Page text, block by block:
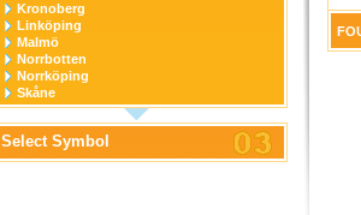
Kronoberg
Linköping
Malmö
Norrbotten
Norrköping
Skåne
Stockholm
Stockholm stad
Södermanland
Uppsala
Select Symbol